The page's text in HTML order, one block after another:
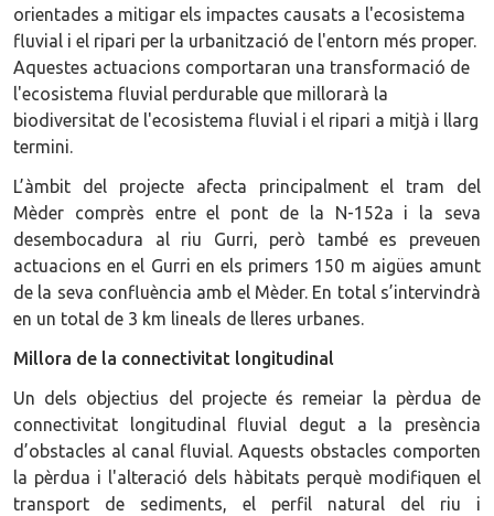
orientades a mitigar els impactes causats a l'ecosistema
fluvial i el ripari per la urbanització de l'entorn més proper.
Aquestes actuacions comportaran una transformació de
l'ecosistema fluvial perdurable que millorarà la
biodiversitat de l'ecosistema fluvial i el ripari a mitjà i llarg
termini.
L’àmbit del projecte afecta principalment el tram del
Mèder comprès entre el pont de la N-152a i la seva
desembocadura al riu Gurri, però també es preveuen
actuacions en el Gurri en els primers 150 m aigües amunt
de la seva confluència amb el Mèder. En total s’intervindrà
en un total de 3 km lineals de lleres urbanes.
Millora de la connectivitat longitudinal
Un dels objectius del projecte és remeiar la pèrdua de
connectivitat longitudinal fluvial degut a la presència
d’obstacles al canal fluvial. Aquests obstacles comporten
la pèrdua i l'alteració dels hàbitats perquè modifiquen el
transport de sediments, el perfil natural del riu i